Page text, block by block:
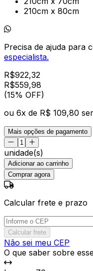
210cm x 80cm
Precisa de ajuda para
especialista.
R$922,32
R$559,98
(15% OFF)
ou 6x de R$ 109,80
Mais opções de pagamento
unidade(s)
Adicionar ao carrinho
Comprar agora
Calcular frete e prazo
Calcular frete
Não sei meu CEP
O que saber sobre